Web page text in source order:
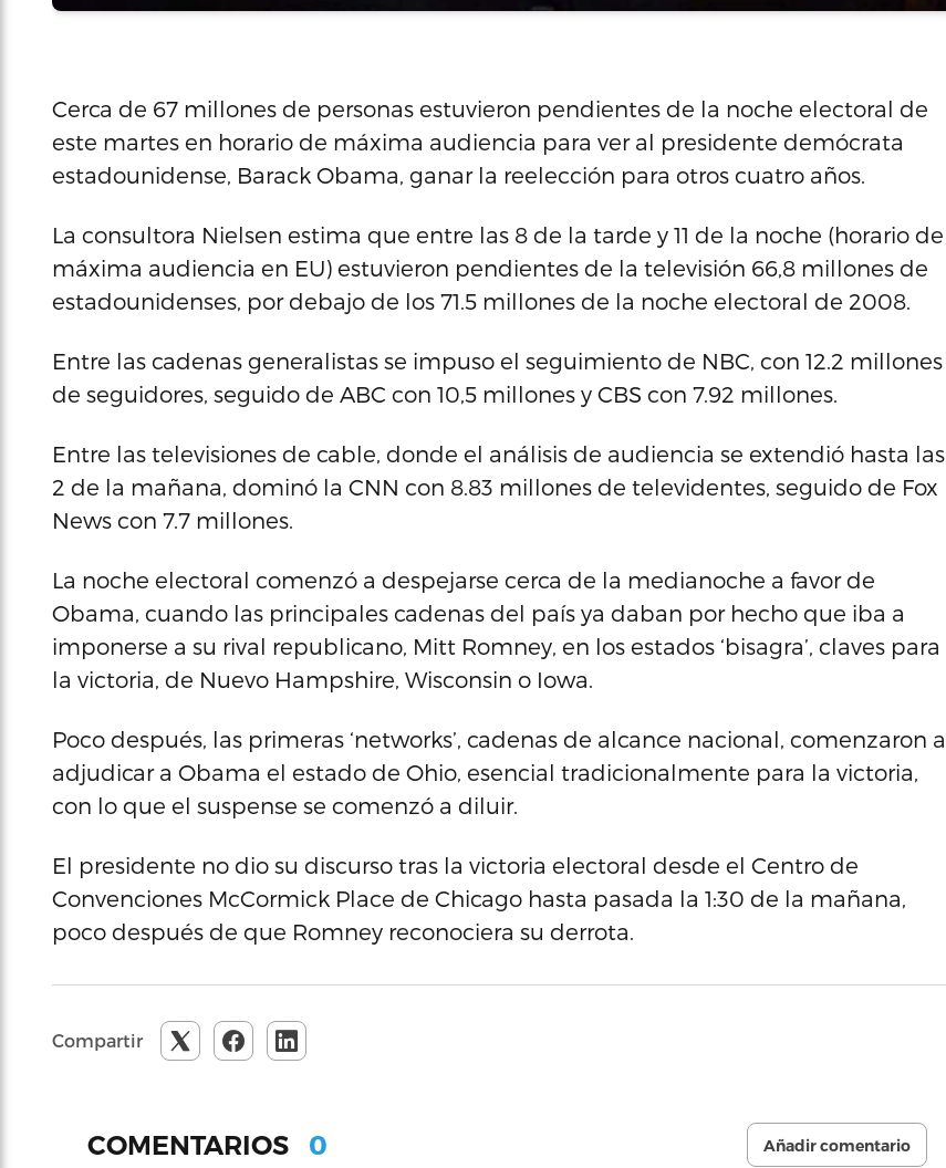
Cerca de 67 millones de personas estuvieron pendientes de la noche electoral de
este martes en horario de máxima audiencia para ver al presidente demócrata
estadounidense, Barack Obama, ganar la reelección para otros cuatro años.
La consultora Nielsen estima que entre las 8 de la tarde y 11 de la noche (horario de
máxima audiencia en EU) estuvieron pendientes de la televisión 66,8 millones de
estadounidenses, por debajo de los 71.5 millones de la noche electoral de 2008.
Entre las cadenas generalistas se impuso el seguimiento de NBC, con 12.2 millones
de seguidores, seguido de ABC con 10,5 millones y CBS con 7.92 millones.
Entre las televisiones de cable, donde el análisis de audiencia se extendió hasta las
2 de la mañana, dominó la CNN con 8.83 millones de televidentes, seguido de Fox
News con 7.7 millones.
La noche electoral comenzó a despejarse cerca de la medianoche a favor de
Obama, cuando las principales cadenas del país ya daban por hecho que iba a
imponerse a su rival republicano, Mitt Romney, en los estados ‘bisagra’, claves para
la victoria, de Nuevo Hampshire, Wisconsin o Iowa.
Poco después, las primeras ‘networks’, cadenas de alcance nacional, comenzaron a
adjudicar a Obama el estado de Ohio, esencial tradicionalmente para la victoria,
con lo que el suspense se comenzó a diluir.
El presidente no dio su discurso tras la victoria electoral desde el Centro de
Convenciones McCormick Place de Chicago hasta pasada la 1:30 de la mañana,
poco después de que Romney reconociera su derrota.
Compartir
COMENTARIOS 0 Añadir comentario